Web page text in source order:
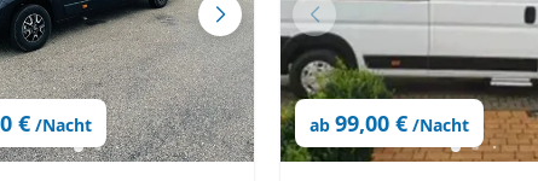
€ /Nacht ab 99,00 € /Nacht